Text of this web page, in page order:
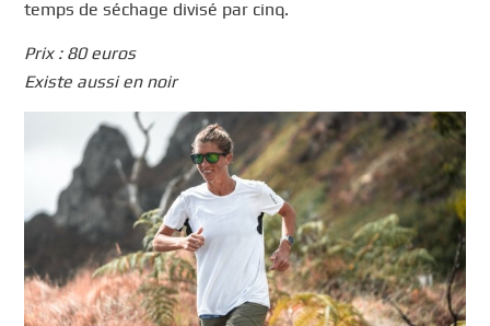
temps de séchage divisé par cinq.
Prix : 80 euros
Existe aussi en noir